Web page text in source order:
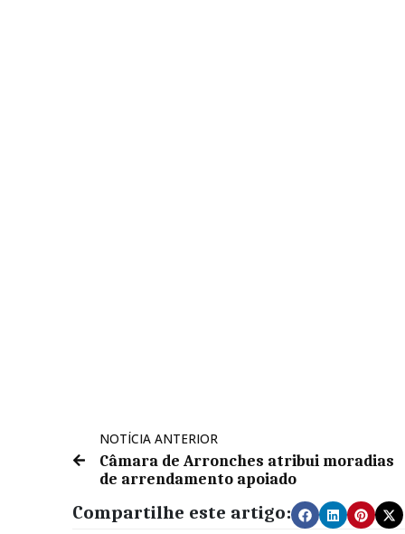
NOTÍCIA ANTERIOR
Câmara de Arronches atribui moradias
de arrendamento apoiado
Compartilhe este artigo: